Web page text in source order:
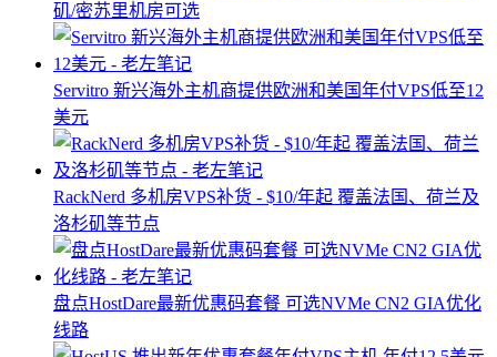
矶/密苏里机房可选
Servitro 新兴海外主机商提供欧洲和美国年付VPS低至12
美元
RackNerd 多机房VPS补货 - $10/年起 覆盖法国、荷兰及
洛杉矶等节点
盘点HostDare最新优惠码套餐 可选NVMe CN2 GIA优化
线路